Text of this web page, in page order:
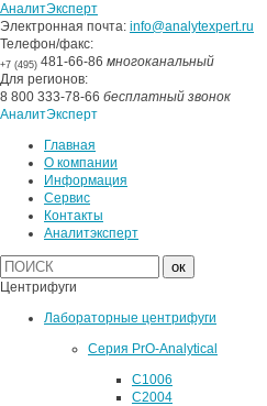
АналитЭксперт
Электронная почта: info@analytexpert.ru
Телефон/факс:
+7 (495) 481-66-86 многоканальный
Для регионов:
8 800 333-78-66 бесплатный звонок
АналитЭксперт
Главная
О компании
Информация
Сервис
Контакты
Аналитэксперт
Центрифуги
Лабораторные центрифуги
Серия PrO-Analytical
C1006
C2004